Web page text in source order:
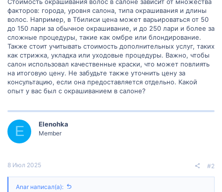
факторов: города, уровня салона, типа окрашивания и длины
волос. Например, в Тбилиси цена может варьироваться от 50
до 150 лари за обычное окрашивание, и до 250 лари и более за
сложные процедуры, такие как омбре или блондирование.
Также стоит учитывать стоимость дополнительных услуг, таких
как стрижка, укладка или уходовые процедуры. Важно, чтобы
салон использовал качественные краски, что может повлиять
на итоговую цену. Не забудьте также уточнить цену за
консультацию, если она предоставляется отдельно. Какой
опыт у вас был с окрашиванием в салоне?
E Elenohka
Member
8 Июл 2025 #2
Anar написал(а):